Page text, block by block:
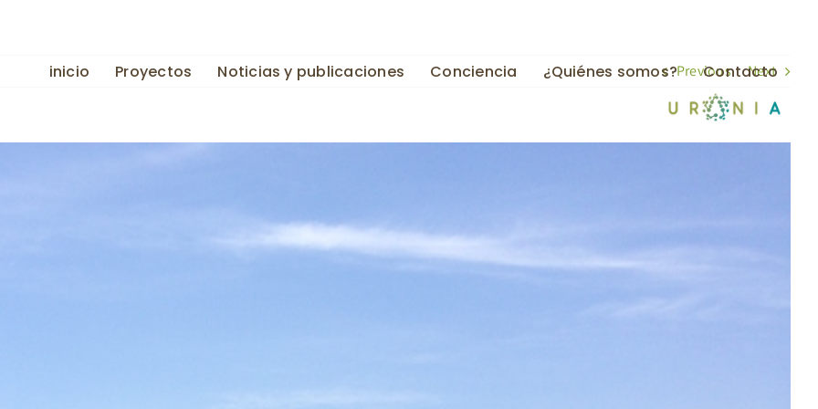
inicio Proyectos Noticias y publicaciones Conciencia ¿Quiénes somos? Contacto
Previous Next